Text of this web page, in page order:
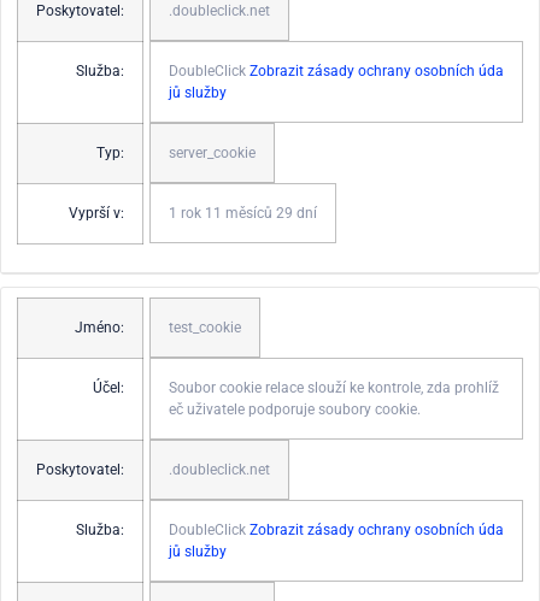
Poskytovatel: .doubleclick.net
Služba: DoubleClick Zobrazit zásady ochrany osobních úda
jů služby
Typ: server_cookie
Vyprší v: 1 rok 11 měsíců 29 dní
Jméno: test_cookie
Účel:
Soubor cookie relace slouží ke kontrole, zda prohlíž
eč uživatele podporuje soubory cookie.
Poskytovatel: .doubleclick.net
Služba: DoubleClick Zobrazit zásady ochrany osobních úda
jů služby